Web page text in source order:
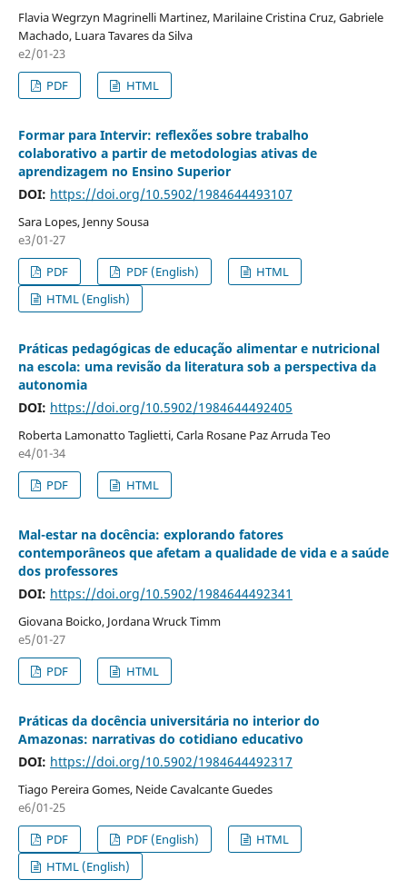
Flavia Wegrzyn Magrinelli Martinez, Marilaine Cristina Cruz, Gabriele
Machado, Luara Tavares da Silva
e2/01-23
PDF
HTML
Formar para Intervir: reflexões sobre trabalho
colaborativo a partir de metodologias ativas de
aprendizagem no Ensino Superior
DOI: https://doi.org/10.5902/1984644493107
Sara Lopes, Jenny Sousa
e3/01-27
PDF
PDF (English)
HTML
HTML (English)
Práticas pedagógicas de educação alimentar e nutricional
na escola: uma revisão da literatura sob a perspectiva da
autonomia
DOI: https://doi.org/10.5902/1984644492405
Roberta Lamonatto Taglietti, Carla Rosane Paz Arruda Teo
e4/01-34
PDF
HTML
Mal-estar na docência: explorando fatores
contemporâneos que afetam a qualidade de vida e a saúde
dos professores
DOI: https://doi.org/10.5902/1984644492341
Giovana Boicko, Jordana Wruck Timm
e5/01-27
PDF
HTML
Práticas da docência universitária no interior do
Amazonas: narrativas do cotidiano educativo
DOI: https://doi.org/10.5902/1984644492317
Tiago Pereira Gomes, Neide Cavalcante Guedes
e6/01-25
PDF
PDF (English)
HTML
HTML (English)